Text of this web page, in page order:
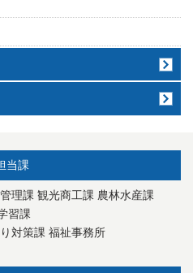
当課
理課 観光商工課 農林水産課
習課
対策課 福祉事務所